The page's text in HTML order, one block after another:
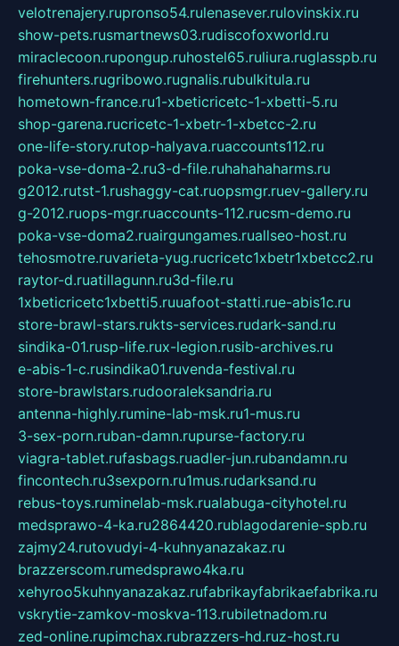
velotrenajery.rupronso54.rulenasever.rulovinskix.ru
show-pets.rusmartnews03.rudiscofoxworld.ru
miraclecoon.rupongup.ruhostel65.ruliura.ruglasspb.ru
firehunters.rugribowo.rugnalis.rubulkitula.ru
hometown-france.ru1-xbeticricetc-1-xbetti-5.ru
shop-garena.rucricetc-1-xbetr-1-xbetcc-2.ru
one-life-story.rutop-halyava.ruaccounts112.ru
poka-vse-doma-2.ru3-d-file.ruhahahaharms.ru
g2012.rutst-1.rushaggy-cat.ruopsmgr.ruev-gallery.ru
g-2012.ruops-mgr.ruaccounts-112.rucsm-demo.ru
poka-vse-doma2.ruairgungames.ruallseo-host.ru
tehosmotre.ruvarieta-yug.rucricetc1xbetr1xbetcc2.ru
raytor-d.ruatillagunn.ru3d-file.ru
1xbeticricetc1xbetti5.ruuafoot-statti.rue-abis1c.ru
store-brawl-stars.rukts-services.rudark-sand.ru
sindika-01.rusp-life.rux-legion.rusib-archives.ru
e-abis-1-c.rusindika01.ruvenda-festival.ru
store-brawlstars.rudooraleksandria.ru
antenna-highly.rumine-lab-msk.ru1-mus.ru
3-sex-porn.ruban-damn.rupurse-factory.ru
viagra-tablet.rufasbags.ruadler-jun.rubandamn.ru
fincontech.ru3sexporn.ru1mus.rudarksand.ru
rebus-toys.ruminelab-msk.rualabuga-cityhotel.ru
medsprawo-4-ka.ru2864420.rublagodarenie-spb.ru
zajmy24.rutovudyi-4-kuhnyanazakaz.ru
brazzerscom.rumedsprawo4ka.ru
xehyroo5kuhnyanazakaz.rufabrikayfabrikaefabrika.ru
vskrytie-zamkov-moskva-113.rubiletnadom.ru
zed-online.rupimchax.rubrazzers-hd.ruz-host.ru